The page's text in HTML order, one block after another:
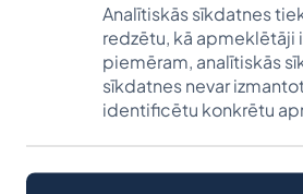
LASĪT VAIRĀK
Analītiskās sīkdatnes
redzētu, kā apmeklētāji
piemēram, analītiskās
sīkdatnes nevar
identificētu konkrētu